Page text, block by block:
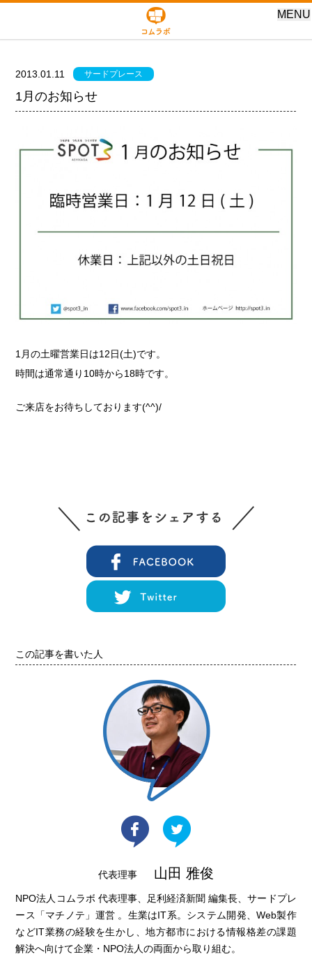
MENU
2013.01.11 サードプレース
1月のお知らせ
1月の土曜営業日は12日(土)です。
時間は通常通り10時から18時です。
ご来店をお待ちしております(^^)/
この記事を書いた人
代表理事 山田 雅俊
NPO法人コムラボ 代表理事、足利経済新聞 編集長、サードプレ
ース「マチノテ」運営 。生業はIT系。システム開発、Web製作
などIT業務の経験を生かし、地方都市における情報格差の課題
解決へ向けて企業・NPO法人の両面から取り組む。